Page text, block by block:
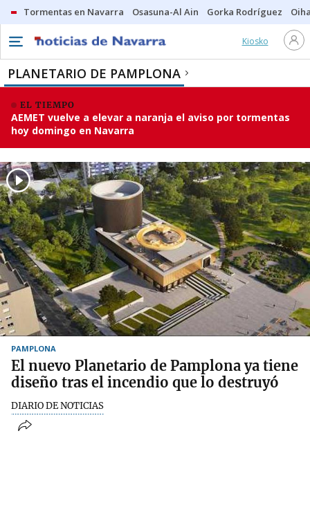
Tormentas en Navarra Osasuna-Al Ain Gorka Rodríguez
Kiosko
PLANETARIO DE PAMPLONA
EL TIEMPO
AEMET vuelve a elevar a naranja el aviso por tormentas
hoy domingo en Navarra
PAMPLONA
El nuevo Planetario de Pamplona ya tiene
diseño tras el incendio que lo destruyó
DIARIO DE NOTICIAS